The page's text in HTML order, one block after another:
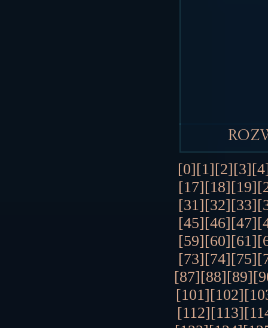
[0][1][2][3]
[17][18][19]
[31][32][33]
[45][46][47]
[59][60][61]
[73][74][75]
[87][88][89]
[101][102]
[112][113]